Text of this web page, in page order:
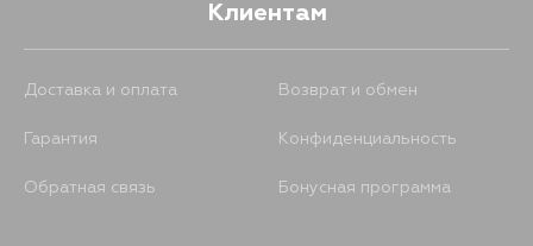
Клиентам
Доставка и оплата Возврат и обмен
Гарантия Конфиденциальность
Обратная связь Бонусная программа